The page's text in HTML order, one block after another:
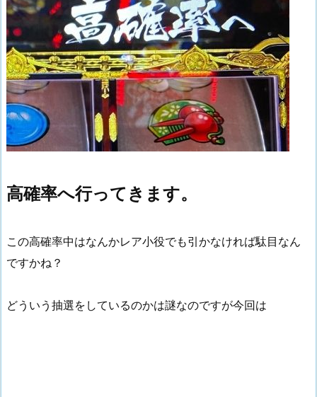
高確率へ行ってきます。
この高確率中はなんかレア小役でも引かなければ駄目なん
ですかね？
どういう抽選をしているのかは謎なのですが今回は